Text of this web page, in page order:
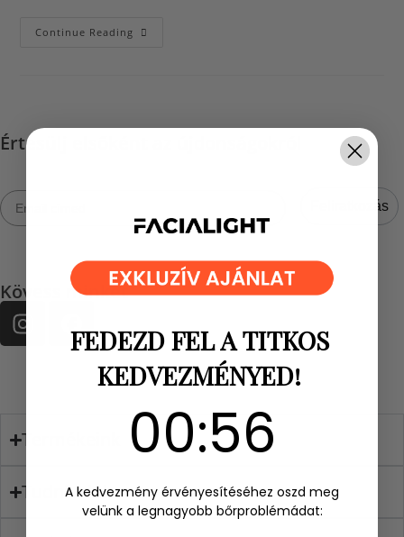
Continue Reading
Értesülj elsőként az újdonságokról
Email címed
Feliratkozás
Kövess minket
Termékeink
Tudnivalók
FEDEZD FEL A TITKOS
KEDVEZMÉNYED!
00:56
A kedvezmény érvényesítéséhez oszd meg
velünk a legnagyobb bőrproblémádat: